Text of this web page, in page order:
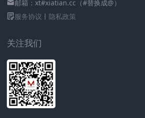
邮箱：xt#xiatian.cc（#替换成@）
服务协议 丨 隐私政策
关注我们